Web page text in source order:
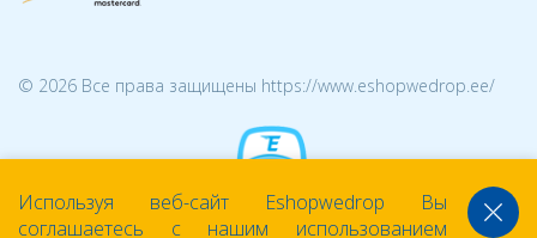
© 2026 Все права защищены https://www.eshopwedrop.ee/
Используя веб-сайт Eshopwedrop Вы
соглашаетесь с нашим использованием